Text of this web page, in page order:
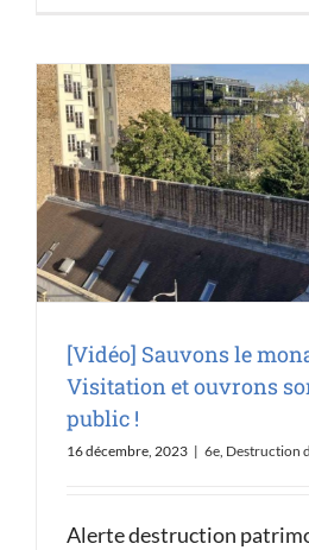
[Vidéo] Sauvons le
Visitation et ouvrons
public !
16 décembre, 2023 | 6e, Destruction
Alerte destruction